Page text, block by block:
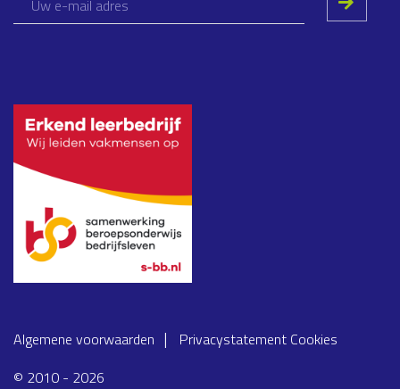
Algemene voorwaarden Privacystatement Cookies
© 2010 - 2026